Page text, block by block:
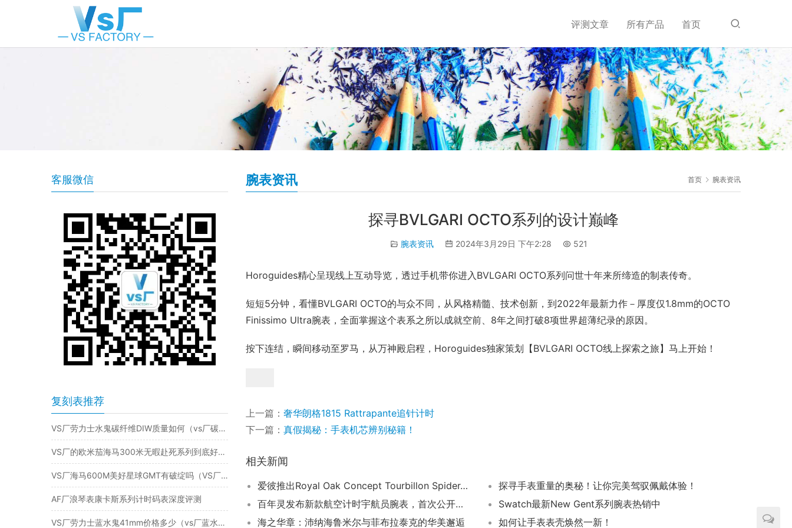
评测文章 所有产品 首页
首页 腕表资讯
腕表资讯
探寻BVLGARI OCTO系列的设计巅峰
腕表资讯 2024年3月29日 下午2:28 521
Horoguides精心呈现线上互动导览，透过手机带你进入BVLGARI OCTO系列问世十年来所缔造的制表传奇。
短短5分钟，看懂BVLGARI OCTO的与众不同，从风格精髓、技术创新，到2022年最新力作－厚度仅1.8mm的OCTO
Finissimo Ultra腕表，全面掌握这个表系之所以成就空前、8年之间打破8项世界超薄纪录的原因。
按下连结，瞬间移动至罗马，从万神殿启程，Horoguides独家策划【BVLGARI OCTO线上探索之旅】马上开始！
上一篇： 奢华朗格1815 Rattrapante追针计时
下一篇： 真假揭秘：手表机芯辨别秘籍！
相关新闻
爱彼推出Royal Oak Concept Tourbillon Spider-Man蜘蛛侠主题镂空陀飞轮腕表
探寻手表重量的奥秘！让你完美驾驭佩戴体验！
百年灵发布新款航空计时宇航员腕表，首次公开展示“首款迈入太空的瑞士腕表” 原版，掀起太空探索热潮
Swatch最新New Gent系列腕表热销中
海之华章：沛纳海鲁米尔与菲布拉泰克的华美邂逅
如何让手表表壳焕然一新！
客服微信
复刻表推荐
VS厂劳力士水鬼碳纤维DIW质量如何（vs厂碳纤维水鬼值得入手吗）
VS厂的欧米茄海马300米无暇赴死系列到底好不好呢？
VS厂海马600M美好星球GMT有破绽吗（VS厂海马600GMT值得入手吗）
AF厂浪琴表康卡斯系列计时码表深度评测​
VS厂劳力士蓝水鬼41mm价格多少（vs厂蓝水鬼在哪里买）